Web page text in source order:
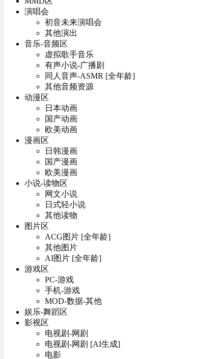
演唱会
初音未来演唱会
其他演出
音乐-音频区
虚拟歌手音乐
有声小说-广播剧
同人音声-ASMR [全年龄]
其他音频资源
动漫区
日本动画
国产动画
欧美动画
漫画区
日韩漫画
国产漫画
欧美漫画
小说-读物区
网文小说
日式轻小说
其他读物
图片区
ACG图片 [全年龄]
其他图片
AI图片 [全年龄]
游戏区
PC-游戏
手机-游戏
MOD-数据-其他
娱乐-舞蹈区
影视区
电视剧-网剧
电视剧-网剧 [AI生成]
电影